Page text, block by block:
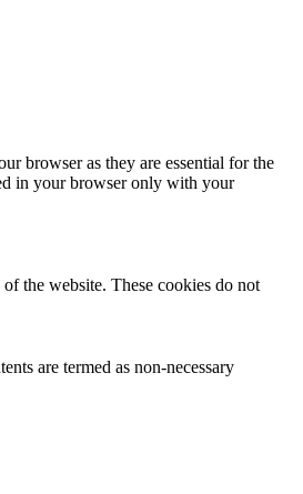
browser as they are essential for the
in your browser only with your
the website. These cookies do not
are termed as non-necessary